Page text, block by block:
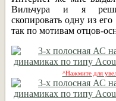
Вильчура и я
скопировать одну из
так по мотивам отцов-
^Нажмите для